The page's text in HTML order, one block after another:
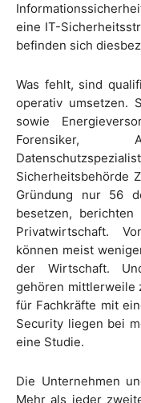
eine IT-
befinden sich
Was fehlt, sind
operativ umsetzen.
sowie
Forensiker,
Sicherheitsbehörde
Gründung nur 56
besetzen,
Privatwirtschaft.
können meist
der Wirtschaft.
gehören mittlerweile
für Fachkräfte mit
Security liegen bei
eine Studie.
Die Unternehmen
Mehr als jeder